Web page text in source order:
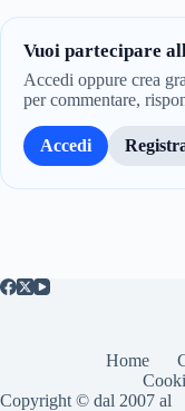
Vuoi partecipare
Accedi oppure crea
per commentare,
Accedi
Home
Copyright © dal 2007 al